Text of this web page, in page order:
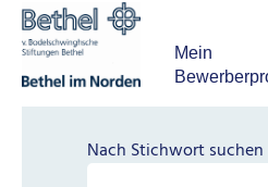
Mein
Nach Stichwort suchen